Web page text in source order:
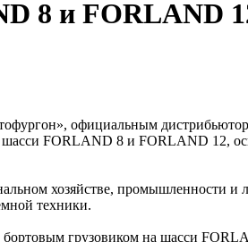
8 и FORLAND
официальным
шасси FORLAND 8 и FORLAND
хозяйстве, промышленности и
техники.
бортовым грузовиком на шасси